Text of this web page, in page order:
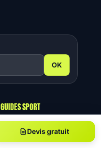
Devis gratuit
OK
GUIDES SPORT